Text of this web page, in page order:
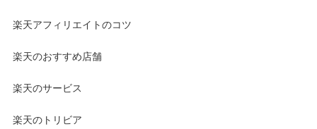
楽天アフィリエイトのコツ
楽天のおすすめ店舗
楽天のサービス
楽天のトリビア